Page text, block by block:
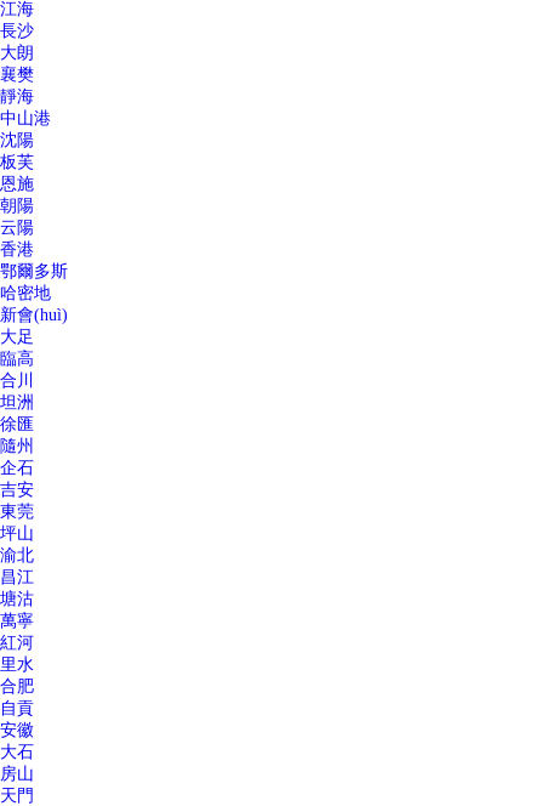
江海
長沙
大朗
襄樊
靜海
中山港
沈陽
板芙
恩施
朝陽
云陽
香港
鄂爾多斯
哈密地
新會(huì)
大足
臨高
合川
坦洲
徐匯
隨州
企石
吉安
東莞
坪山
渝北
昌江
塘沽
萬寧
紅河
里水
合肥
自貢
安徽
大石
房山
天門